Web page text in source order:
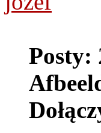
Posty: